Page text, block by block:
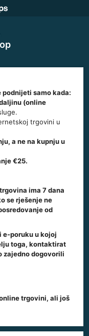
podnijeti samo kada:
(online
trgovini u
, a ne na kupnju u
€25.
ima 7 dana
se rješenje ne
od
e-poruku u kojoj
toga, kontaktirat
zajedno dogovorili
trgovini, ali još